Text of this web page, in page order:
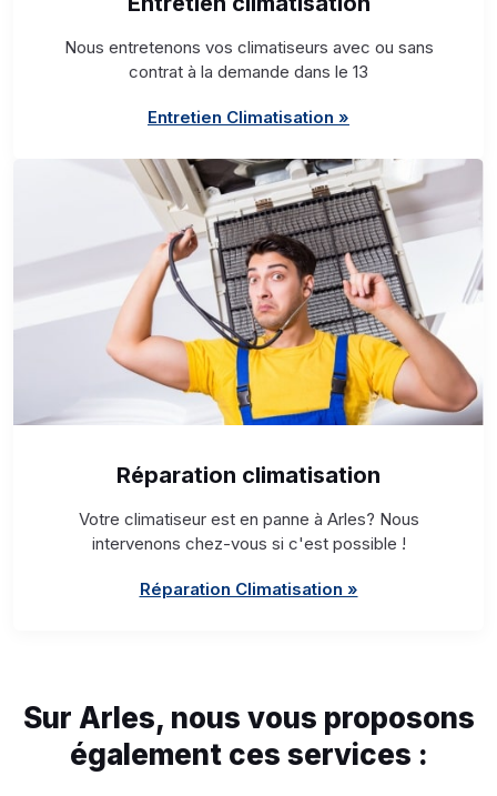
Nous entretenons vos climatiseurs avec ou sans
contrat à la demande dans le 13
Entretien Climatisation »
Réparation climatisation
Votre climatiseur est en panne à Arles? Nous
intervenons chez-vous si c'est possible !
Réparation Climatisation »
Sur Arles, nous vous proposons
également ces services :